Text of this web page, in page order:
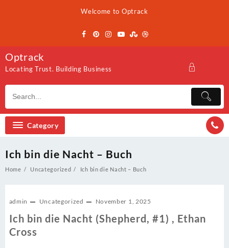
Welcome to Optrack
Optrack
Locating Trust. Building Business
Category
Ich bin die Nacht – Buch
Home Uncategorized Ich bin die Nacht – Buch
admin Uncategorized November 1, 2025
Ich bin die Nacht (Shepherd, #1) , Ethan
Cross